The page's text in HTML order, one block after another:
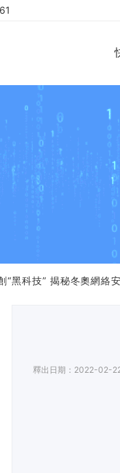
“黑科技” 揭秘冬奧網絡
釋出日期：2022-02-